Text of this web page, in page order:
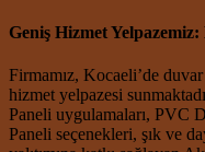
Geniş Hizmet
Firmamız, Kocaeli’de
hizmet yelpazesi
Paneli uygulamaları, PVC
Paneli seçenekleri, şık ve